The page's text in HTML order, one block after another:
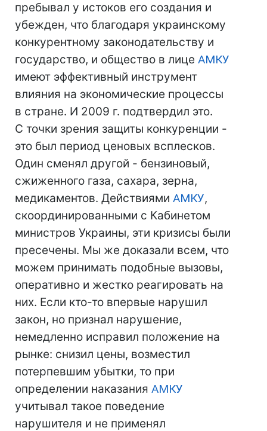
пребывал у истоков его создания и
убежден, что благодаря украинскому
конкурентному законодательству и
государство, и общество в лице АМКУ
имеют эффективный инструмент
влияния на экономические процессы
в стране. И 2009 г. подтвердил это.
С точки зрения защиты конкуренции -
это был период ценовых всплесков.
Один сменял другой - бензиновый,
сжиженного газа, сахара, зерна,
медикаментов. Действиями АМКУ,
скоординированными с Кабинетом
министров Украины, эти кризисы были
пресечены. Мы же доказали всем, что
можем принимать подобные вызовы,
оперативно и жестко реагировать на
них. Если кто-то впервые нарушил
закон, но признал нарушение,
немедленно исправил положение на
рынке: снизил цены, возместил
потерпевшим убытки, то при
определении наказания АМКУ
учитывал такое поведение
нарушителя и не применял